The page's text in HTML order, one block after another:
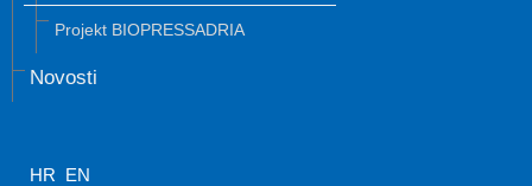
Projekt BIOPRESSADRIA
Novosti
HR EN